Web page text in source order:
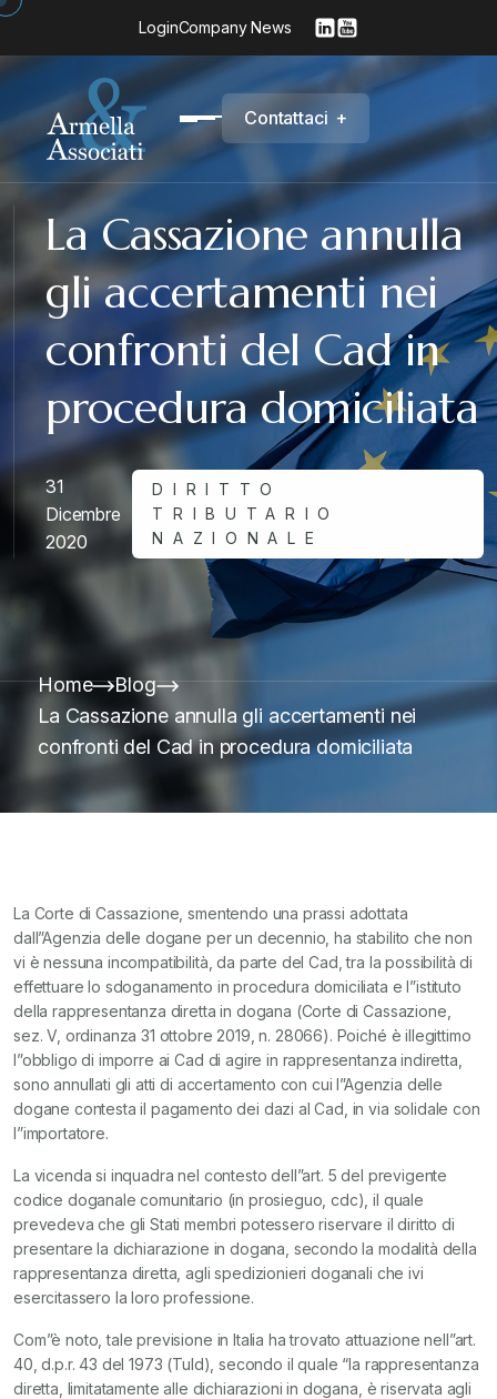
LoginCompany News
Contattaci +
La Cassazione annulla
gli accertamenti nei
confronti del Cad in
procedura domiciliata
31
Dicembre
2020
DIRITTO
TRIBUTARIO
NAZIONALE
Home
Blog
La Cassazione annulla gli accertamenti nei
confronti del Cad in procedura domiciliata
La Corte di Cassazione, smentendo una prassi adottata
dall”Agenzia delle dogane per un decennio, ha stabilito che non
vi è nessuna incompatibilità, da parte del Cad, tra la possibilità di
effettuare lo sdoganamento in procedura domiciliata e l”istituto
della rappresentanza diretta in dogana (Corte di Cassazione,
sez. V, ordinanza 31 ottobre 2019, n. 28066). Poiché è illegittimo
l”obbligo di imporre ai Cad di agire in rappresentanza indiretta,
sono annullati gli atti di accertamento con cui l”Agenzia delle
dogane contesta il pagamento dei dazi al Cad, in via solidale con
l”importatore.
La vicenda si inquadra nel contesto dell”art. 5 del previgente
codice doganale comunitario (in prosieguo, cdc), il quale
prevedeva che gli Stati membri potessero riservare il diritto di
presentare la dichiarazione in dogana, secondo la modalità della
rappresentanza diretta, agli spedizionieri doganali che ivi
esercitassero la loro professione.
Com”è noto, tale previsione in Italia ha trovato attuazione nell”art.
40, d.p.r. 43 del 1973 (Tuld), secondo il quale “la rappresentanza
diretta, limitatamente alle dichiarazioni in dogana, è riservata agli